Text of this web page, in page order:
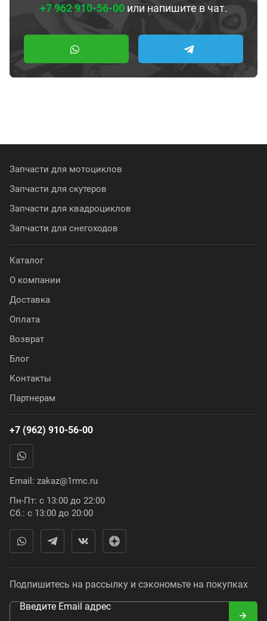
+7 962 910-56-00или напишите в чат.
Запчасти для мотоциклов
Запчасти для скутеров
Запчасти для квадроциклов
Запчасти для снегоходов
Каталог
О компании
Доставка
Оплата
Возврат
Блог
Контакты
Партнерам
+7 (962) 910-56-00
Email: zakaz@1rmc.ru
Пн-Пт: с 13:00 до 22:00
Сб.: с 13:00 до 20:00
Подпишитесь на рассылку и сэкономьте на покупках
Введите Email адрес